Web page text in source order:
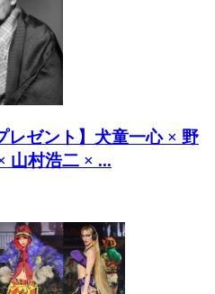
レゼント】犬童一心 × 野
山村浩二 × ...